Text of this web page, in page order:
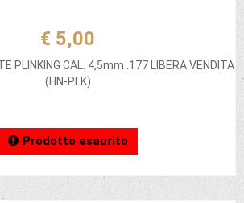
€ 5,00
PLINKING CAL. 4,5mm .177 LIBERA VENDITA
(HN-PLK)
Prodotto esaurito